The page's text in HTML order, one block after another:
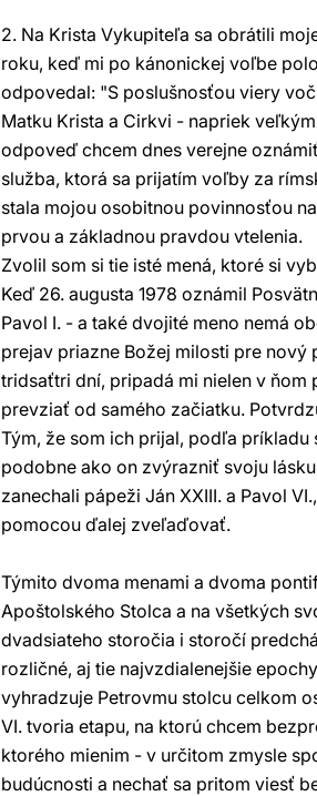
2. Na Krista Vykupiteľa sa obrátili
roku, keď mi po kánonickej voľbe
odpovedal: "S poslušnosťou viery
Matku Krista a Cirkvi - napriek
odpoveď chcem dnes verejne
služba, ktorá sa prijatím voľby za
stala mojou osobitnou povinnosťou
prvou a základnou pravdou vtelenia.
Zvolil som si tie isté mená, ktoré si
Keď 26. augusta 1978 oznámil
Pavol I. - a také dvojité meno nemá
prejav priazne Božej milosti pre
tridsaťtri dní, pripadá mi nielen v
prevziať od samého začiatku.
Tým, že som ich prijal, podľa
podobne ako on zvýrazniť svoju
zanechali pápeži Ján XXIII. a Pavol
pomocou ďalej zveľaďovať.
Týmito dvoma menami a dvoma
Apoštolského Stolca a na všetkých
dvadsiateho storočia i storočí
rozličné, aj tie najvzdialenejšie
vyhradzuje Petrovmu stolcu celkom
VI. tvoria etapu, na ktorú chcem
ktorého mienim - v určitom zmysle
budúcnosti a nechať sa pritom viesť